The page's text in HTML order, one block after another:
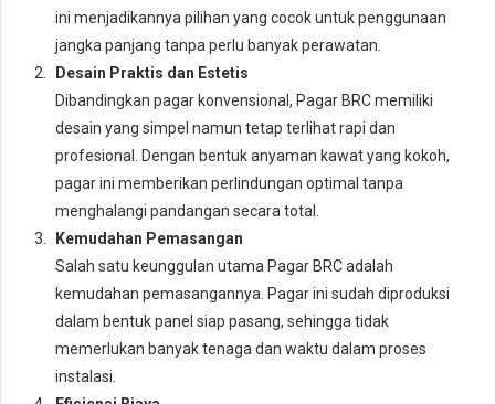
ini menjadikannya pilihan yang cocok untuk penggunaan
jangka panjang tanpa perlu banyak perawatan.
Desain Praktis dan Estetis
Dibandingkan pagar konvensional, Pagar BRC memiliki
desain yang simpel namun tetap terlihat rapi dan
profesional. Dengan bentuk anyaman kawat yang kokoh,
pagar ini memberikan perlindungan optimal tanpa
menghalangi pandangan secara total.
Kemudahan Pemasangan
Salah satu keunggulan utama Pagar BRC adalah
kemudahan pemasangannya. Pagar ini sudah diproduksi
dalam bentuk panel siap pasang, sehingga tidak
memerlukan banyak tenaga dan waktu dalam proses
instalasi.